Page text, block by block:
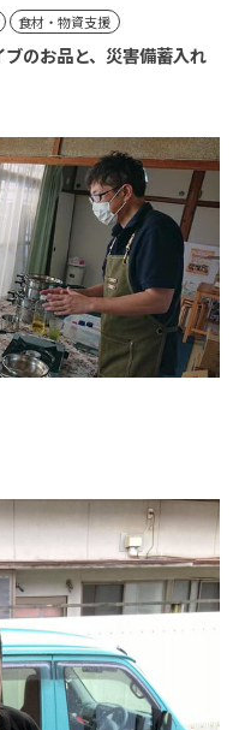
食材・物資支援
のお品と、災害備蓄入れ